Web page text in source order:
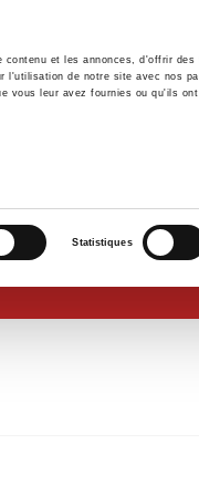
contenu et les annonces, d'offrir
l'utilisation de notre site avec nos
vous leur avez fournies ou qu'ils
Statistiques
Environnement